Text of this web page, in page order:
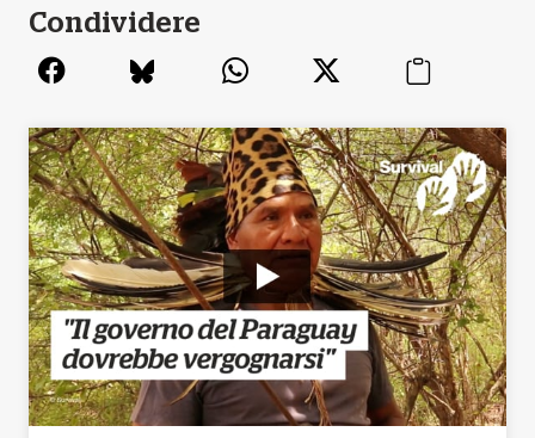
Condividere